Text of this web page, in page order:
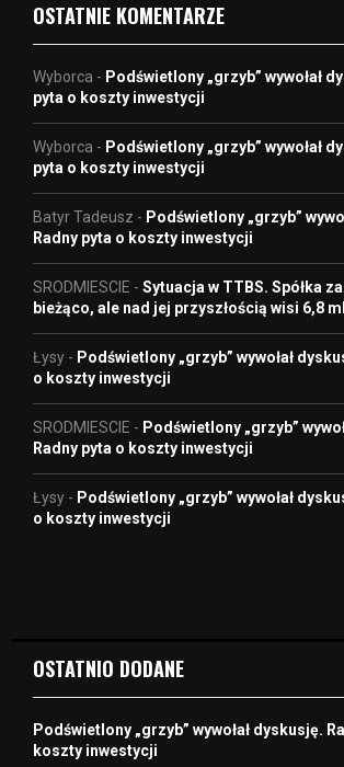
OSTATNIE KOMENTARZE
Wyborca - Podświetlony „grzyb” wywołał
pyta o koszty inwestycji
Wyborca - Podświetlony „grzyb” wywołał
pyta o koszty inwestycji
Batyr Tadeusz - Podświetlony „grzyb”
Radny pyta o koszty inwestycji
SRODMIESCIE - Sytuacja w TTBS. Spółka
bieżąco, ale nad jej przyszłością wisi 6,8
Łysy - Podświetlony „grzyb” wywołał
o koszty inwestycji
SRODMIESCIE - Podświetlony „grzyb”
Radny pyta o koszty inwestycji
Łysy - Podświetlony „grzyb” wywołał
o koszty inwestycji
OSTATNIO DODANE
Podświetlony „grzyb” wywołał dyskusję.
koszty inwestycji